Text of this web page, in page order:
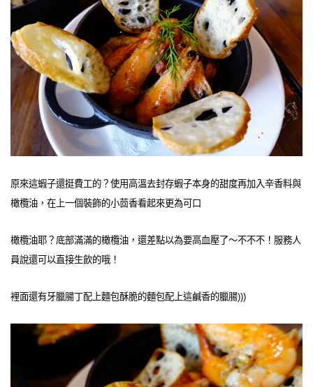
原來這蝦子還挺費工的？使用高溫去封存蝦子本身的甜度再加入辛香料與
橄欖油，在上一個裝飾的小茴香看起來更為可口
橄欖油耶？底部滿滿的橄欖油，還差點以為要高血壓了～不不不！服務人
員說還可以直接生飲的哦！
裡面還有牙臘腸丁配上麵包酥脆的麵包配上這鹹香的臘腸)))